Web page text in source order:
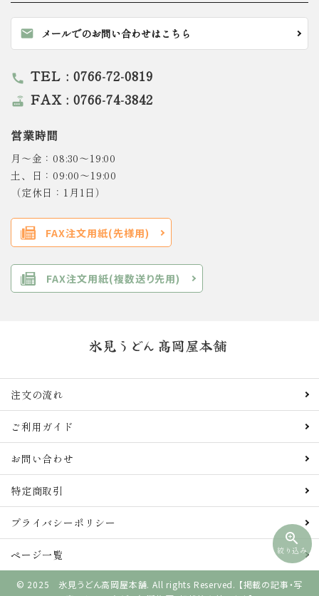
zoom_in
絞り込み
mail メールでのお問い合わせはこちら
call TEL : 0766-72-0819
router FAX : 0766-74-3842
営業時間
月～金：08:30～19:00
土、日：09:00～19:00
（定休日：1月1日）
FAX注文用紙(先様用)
FAX注文用紙(複数送り先用)
注文の流れ
ご利用ガイド
お問い合わせ
特定商取引
プライバシーポリシー
ページ一覧
© 2025 氷見うどん高岡屋本舗. All rights Reserved. 【掲載の記事・写